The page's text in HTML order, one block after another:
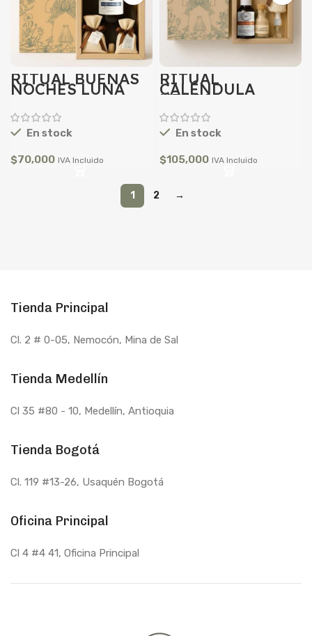
RITUAL BUENAS
NOCHES LUNA
En stock
$70,000 IVA Incluido
RITUAL
CALÉNDULA
HERBAL
En stock
$105,000 IVA Incluido
1 2 →
Tienda Principal
Cl. 2 # 0-05, Nemocón, Mina de Sal
Tienda Medellín
Cl 35 #80 - 10, Medellín, Antioquia
Tienda Bogotá
Cl. 119 #13-26, Usaquén Bogotá
Oficina Principal
Cl 4 #4 41, Oficina Principal